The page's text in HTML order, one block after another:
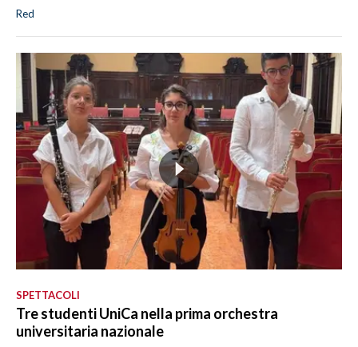
Red
SPETTACOLI
Tre studenti UniCa nella prima orchestra
universitaria nazionale